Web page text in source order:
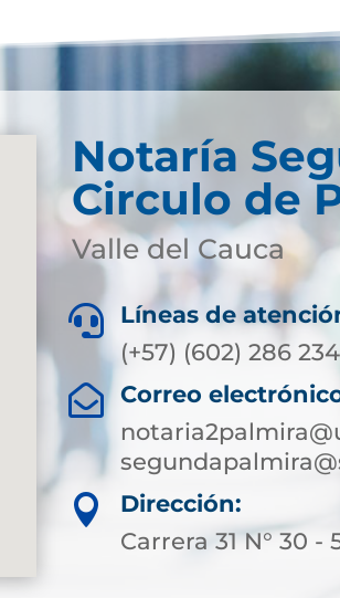
Notaría
Circulo de
Valle del Cauca

Líneas de
(+57) (602) 286

Correo

Dirección:
Carrera 31 N° 30 -